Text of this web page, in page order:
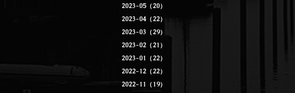
2023-05（20）
2023-04（22）
2023-03（29）
2023-02（21）
2023-01（22）
2022-12（22）
2022-11（19）